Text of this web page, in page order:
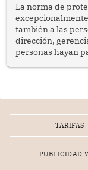
La norma de
también a las
dirección,
personas hayan
por la frustrada
TARIFAS
PUBLICIDAD